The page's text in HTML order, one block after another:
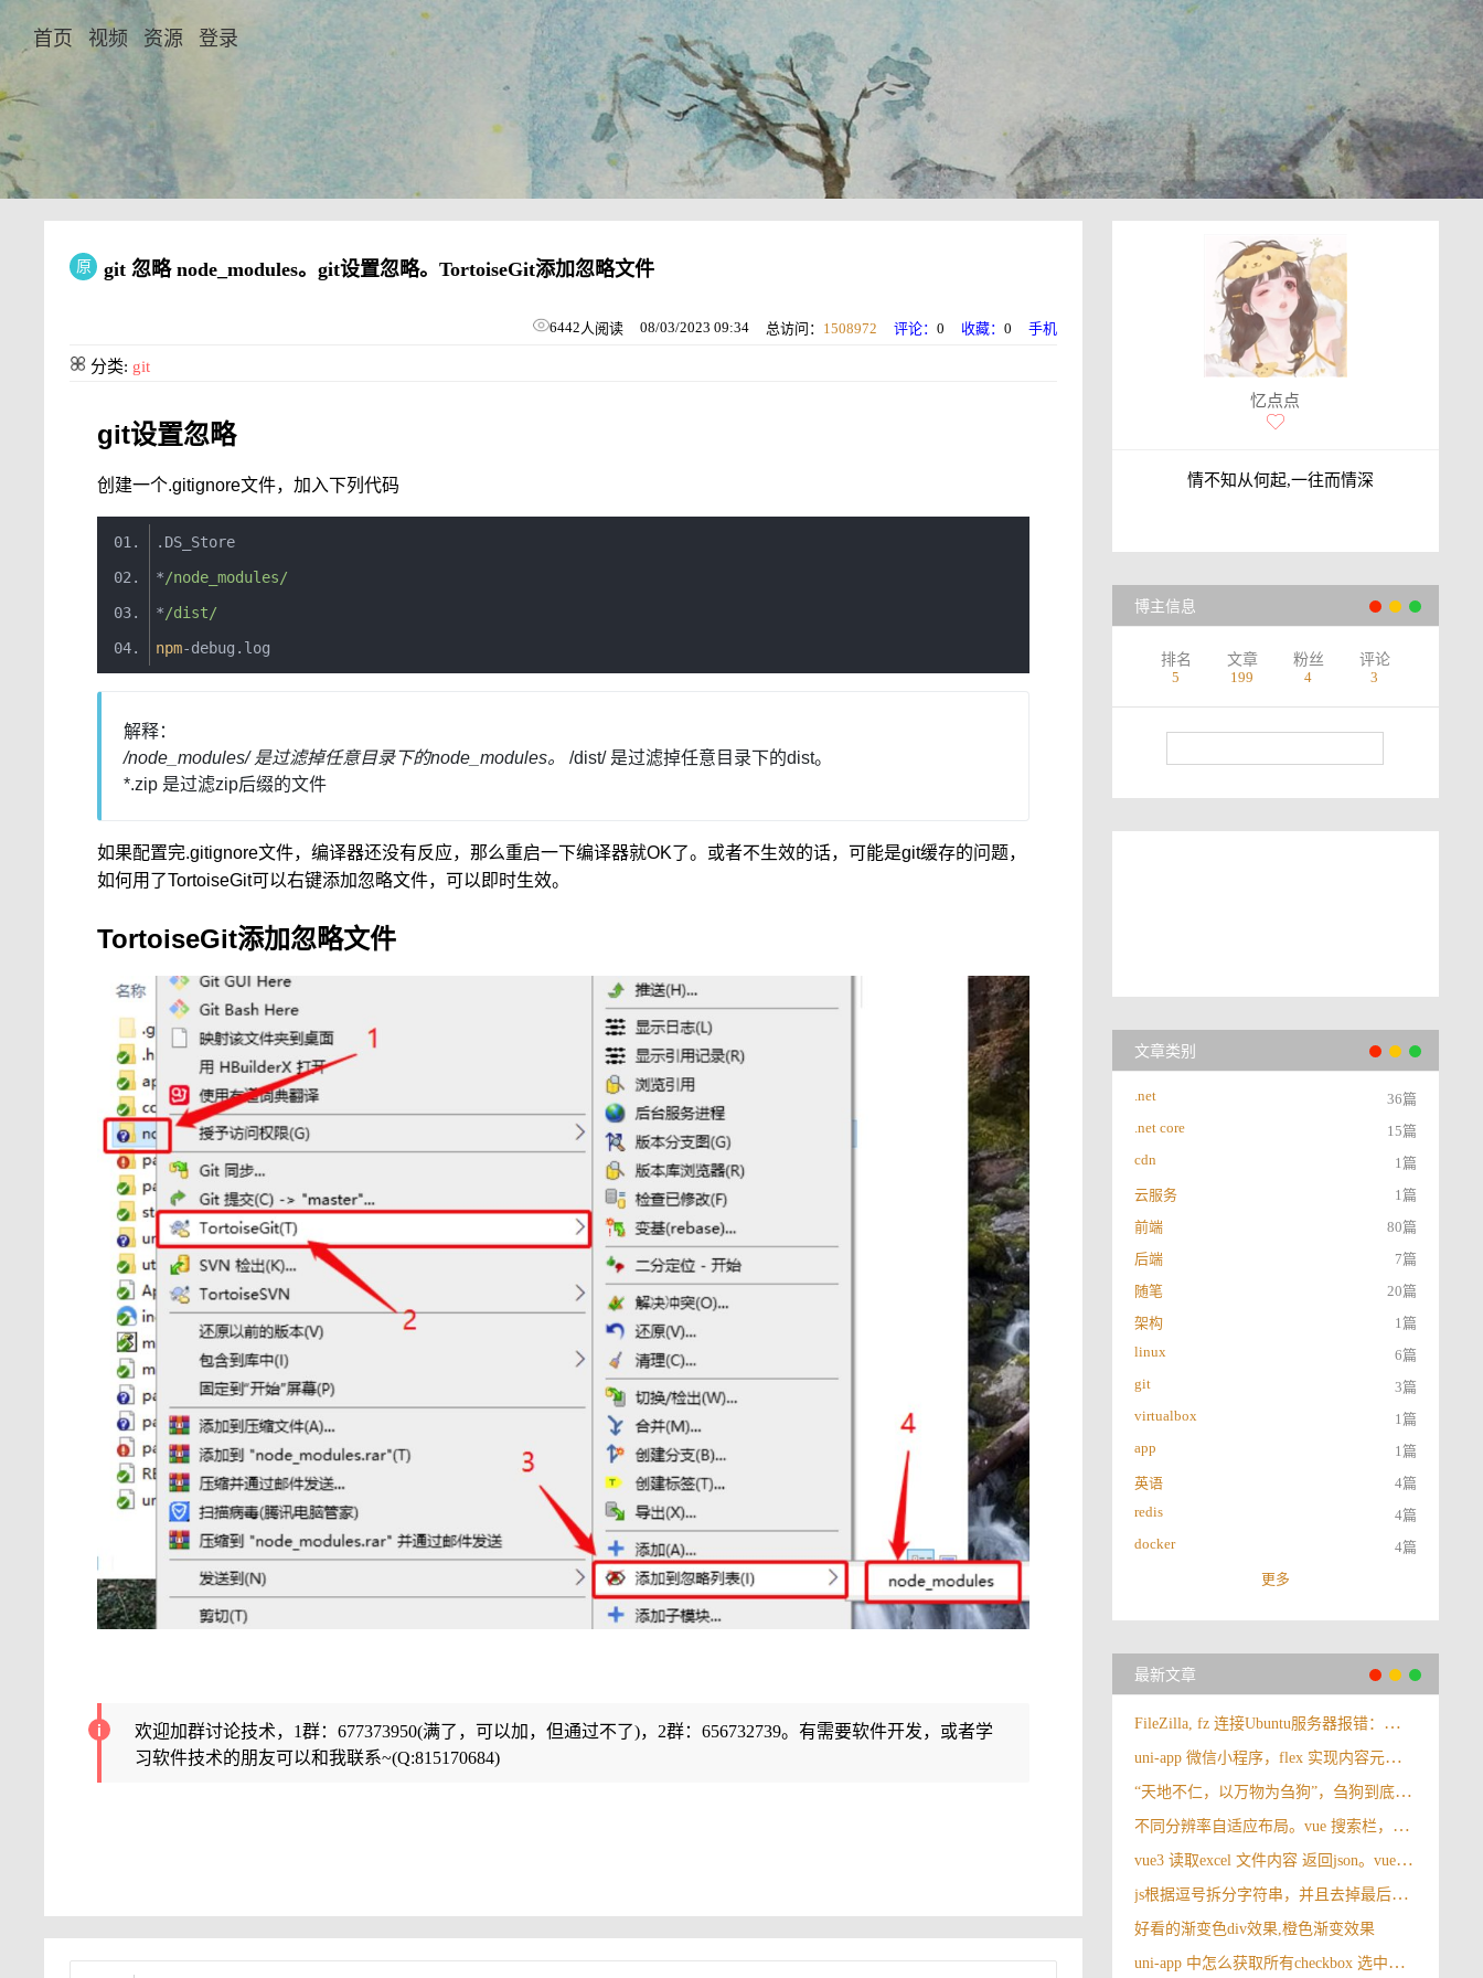
首页 视频 资源 登录
原 git 忽略 node_modules。git设置忽略。TortoiseGit添加忽略文件
6442人阅读 08/03/2023 09:34 总访问： 1508972 评论：0 收藏：0 手机
分类: git
git设置忽略
创建一个.gitignore文件，加入下列代码
. DS_Store
*/node_modules/
*/dist/
npm-debug . log
解释：
/node_modules/ 是过滤掉任意目录下的node_modules。/dist/ 是过滤掉任意目录下的dist。
*.zip 是过滤zip后缀的文件
如果配置完.gitignore文件，编译器还没有反应，那么重启一下编译器就OK了。或者不生效的话，可能是git缓存的问题，
如何用了TortoiseGit可以右键添加忽略文件，可以即时生效。
TortoiseGit添加忽略文件
欢迎加群讨论技术，1群：677373950(满了，可以加，但通过不了)，2群：656732739。有需要软件开发，或者学
习软件技术的朋友可以和我联系~(Q:815170684)
忆点点
情不知从何起,一往而情深
博主信息
排名
5
文章
199
粉丝
4
评论
3
文章类别
.net
36篇
.net core
15篇
cdn
1篇
云服务
1篇
前端
80篇
后端
7篇
随笔
20篇
架构
1篇
linux
6篇
git
3篇
virtualbox
1篇
app
1篇
英语
4篇
redis
4篇
docker
4篇
更多
最新文章
FileZilla, fz 连接Ubuntu服务器报错：错误: 无法和 SFTP 服务器建立 FTP 连接，请选择合适的协议。
uni-app 微信小程序，flex 实现内容元素垂直与水平居中
“天地不仁，以万物为刍狗”，刍狗到底是啥？很多人都理解错了
不同分辨率自适应布局。vue 搜索栏，操作按钮自适应布局
vue3 读取excel 文件内容 返回json。vue3 导入excel
js根据逗号拆分字符串，并且去掉最后一个逗号
好看的渐变色div效果,橙色渐变效果
uni-app 中怎么获取所有checkbox 选中的值